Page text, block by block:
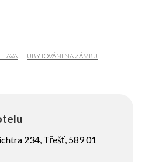
UBYTOVÁNÍ NA ZÁMKU
234, Třešť, 589 01